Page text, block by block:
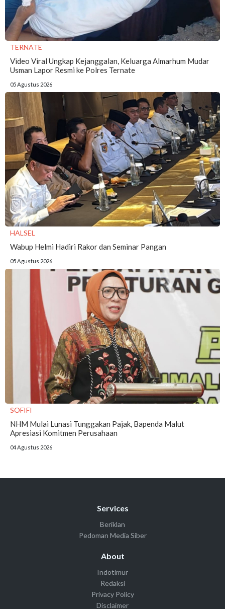
TERNATE
Video Viral Ungkap Kejanggalan, Keluarga Almarhum Mudar
Usman Lapor Resmi ke Polres Ternate
05 Agustus 2026
HALSEL
Wabup Helmi Hadiri Rakor dan Seminar Pangan
05 Agustus 2026
SOFIFI
NHM Mulai Lunasi Tunggakan Pajak, Bapenda Malut
Apresiasi Komitmen Perusahaan
04 Agustus 2026
Services
Beriklan
Pedoman Media Siber
About
Indotimur
Redaksi
Privacy Policy
Disclaimer